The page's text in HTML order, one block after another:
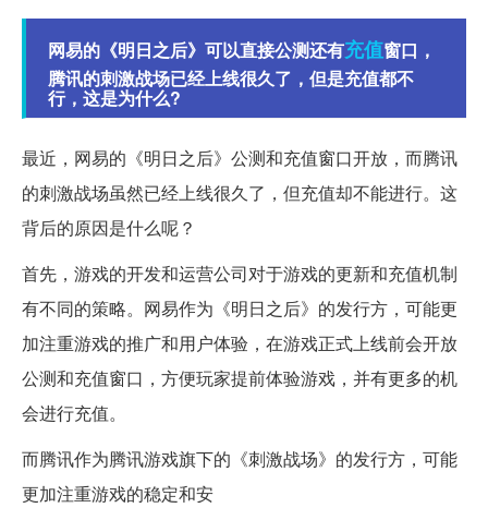
网易的《明日之后》可以直接公测还有充值窗口，
腾讯的刺激战场已经上线很久了，但是充值都不
行，这是为什么?
最近，网易的《明日之后》公测和充值窗口开放，而腾讯
的刺激战场虽然已经上线很久了，但充值却不能进行。这
背后的原因是什么呢？
首先，游戏的开发和运营公司对于游戏的更新和充值机制
有不同的策略。网易作为《明日之后》的发行方，可能更
加注重游戏的推广和用户体验，在游戏正式上线前会开放
公测和充值窗口，方便玩家提前体验游戏，并有更多的机
会进行充值。
而腾讯作为腾讯游戏旗下的《刺激战场》的发行方，可能
更加注重游戏的稳定和安